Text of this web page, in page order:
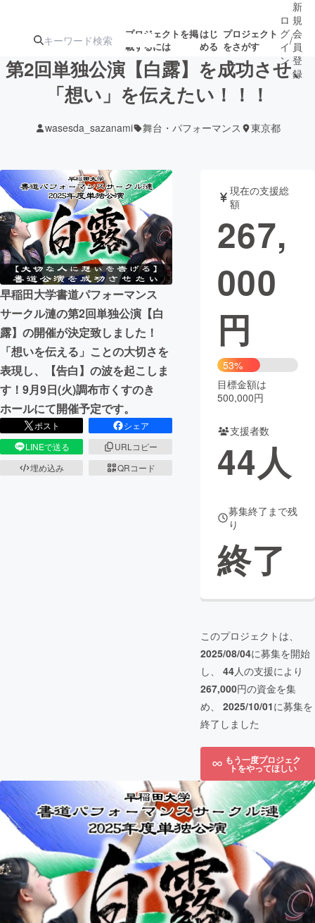
プロジェクトを掲
載するには
はじ
める
プロジェクト
をさがす
ジェクト
ターン
注目の新着プロ
ジェクト
ロジェクト
もうすぐ公開
されます
アート・写真 音楽
テクノロジー・ガジェット ゲーム・サ
映像・映画
ビジネス・起業
まちづくり・地域活性化
CAMPFIRE for Social Good
CAMPFIRE Creation
CAMPFIREふるさと納税
コミュニティ
ロ
グ
イ
ン
/
新
規
会
員
登
録
第2回単独公演【白露】を成功させ、
「想い」を伝えたい！！！
wasesda_sazanami 舞台・パフォーマンス 東京都
早稲田大学書道パフォーマンス
サークル漣の第2回単独公演【白
露】の開催が決定致しました！
「想いを伝える」ことの大切さを
表現し、【告白】の波を起こしま
す！9月9日(火)調布市くすのき
ホールにて開催予定です。
ポスト
シェア
LINEで送る
URLコピー
埋め込み
QRコード
現在の支援総
額
267,
000
円
53%
目標金額は
500,000円
支援者数
44人
募集終了まで残
り
終了
このプロジェクトは、
2025/08/04に募集を開始
し、 44人の支援により
267,000円の資金を集
め、 2025/10/01に募集を
終了しました
もう一度プロジェク
トをやってほしい